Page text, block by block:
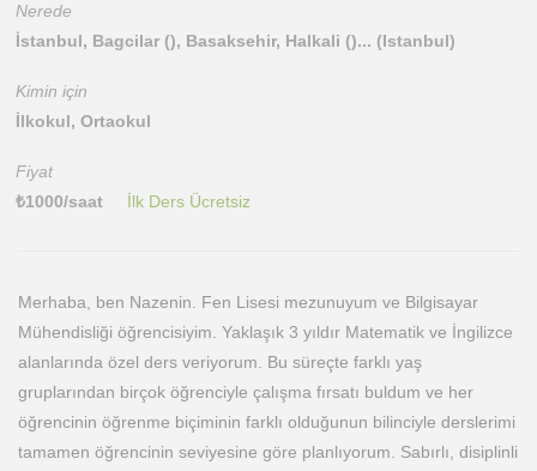
Nerede
İstanbul, Bagcilar (), Basaksehir, Halkali ()... (Istanbul)
Kimin için
İlkokul, Ortaokul
Fiyat
₺1000/saat İlk Ders Ücretsiz
Merhaba, ben Nazenin. Fen Lisesi mezunuyum ve Bilgisayar
Mühendisliği öğrencisiyim. Yaklaşık 3 yıldır Matematik ve İngilizce
alanlarında özel ders veriyorum. Bu süreçte farklı yaş
gruplarından birçok öğrenciyle çalışma fırsatı buldum ve her
öğrencinin öğrenme biçiminin farklı olduğunun bilinciyle derslerimi
tamamen öğrencinin seviyesine göre planlıyorum. Sabırlı, disiplinli